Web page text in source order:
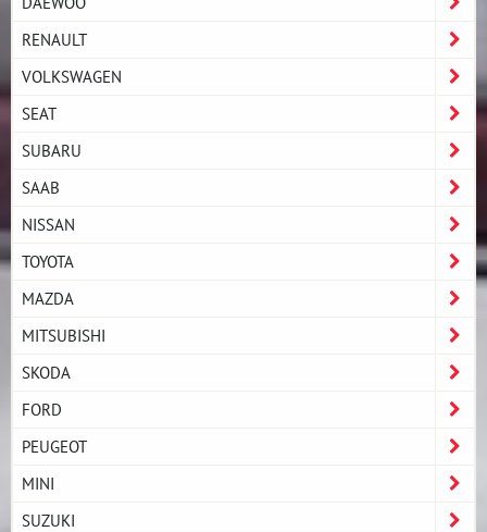
RENAULT
VOLKSWAGEN
SEAT
SUBARU
SAAB
NISSAN
TOYOTA
MAZDA
MITSUBISHI
SKODA
FORD
PEUGEOT
MINI
SUZUKI